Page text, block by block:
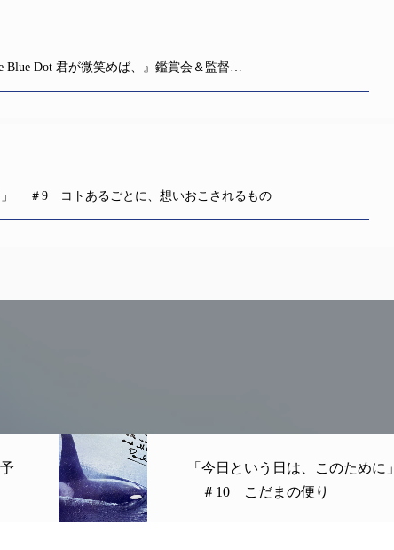
Dot 君が微笑めば、』鑑賞会＆監督…
」 ＃9 コトあるごとに、想いおこされるもの
「今日という日は、このために」
＃10 こだまの便り